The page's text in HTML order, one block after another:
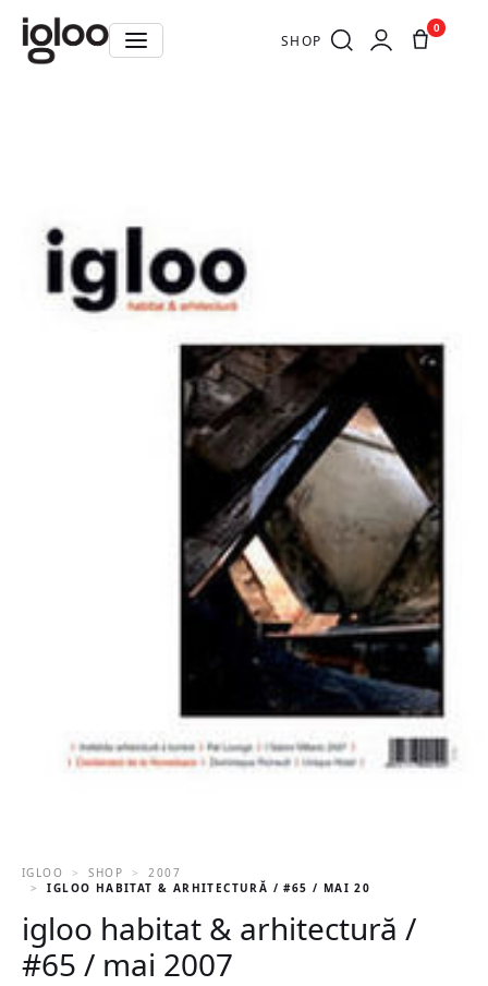
SHOP
0
IGLOO SHOP
2007
IGLOO HABITAT & ARHITECTURĂ / #65 / MAI 2007
igloo habitat & arhitectură /
#65 / mai 2007